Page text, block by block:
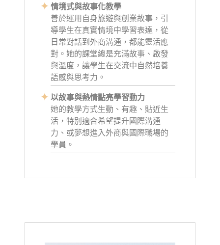
情境式與故事化教學
善於運用自身旅遊與創業故事，引
導學生在真實情境中學習表達，從
日常對話到外商溝通，都能靈活應
對。她的課堂總是充滿故事、啟發
與溫度，讓學生在交流中自然培養
語感與思考力。
以故事與熱情點亮學習動力
她的教學方式生動、有趣、貼近生
活，特別適合希望提升國際溝通
力、或夢想進入外商與國際職場的
學員。